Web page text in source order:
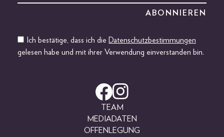
Ich bestätige, dass ich die Datenschutzbestimmungen
gelesen habe und mit ihrer Verwendung einverstanden bin.
TEAM
MEDIADATEN
OFFENLEGUNG